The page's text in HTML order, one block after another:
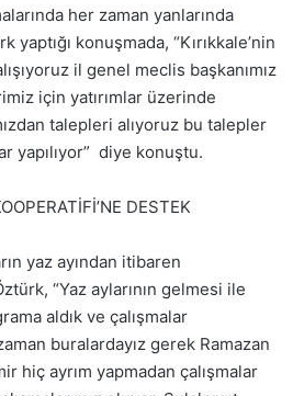
her zaman yanlarında
yaptığı konuşmada, “Kırıkkale’nin
il genel meclis başkanımız
için yatırımlar üzerinde
talepleri alıyoruz bu talepler
yapılıyor” diye konuştu.
DESTEK
yaz ayından itibaren
“Yaz aylarının gelmesi ile
aldık ve çalışmalar
buralardayız gerek Ramazan
hiç ayrım yapmadan çalışmalar